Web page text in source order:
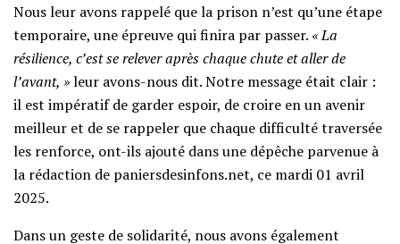
Nous leur avons rappelé que la prison n’est qu’une étape
temporaire, une épreuve qui finira par passer. « La
résilience, c’est se relever après chaque chute et aller de
l’avant, »leur avons-nous dit. Notre message était clair :
il est impératif de garder espoir, de croire en un avenir
meilleur et de se rappeler que chaque difficulté traversée
les renforce, ont-ils ajouté dans une dépêche parvenue à
la rédaction de paniersdesinfons.net, ce mardi 01 avril
2025.
Dans un geste de solidarité, nous avons également